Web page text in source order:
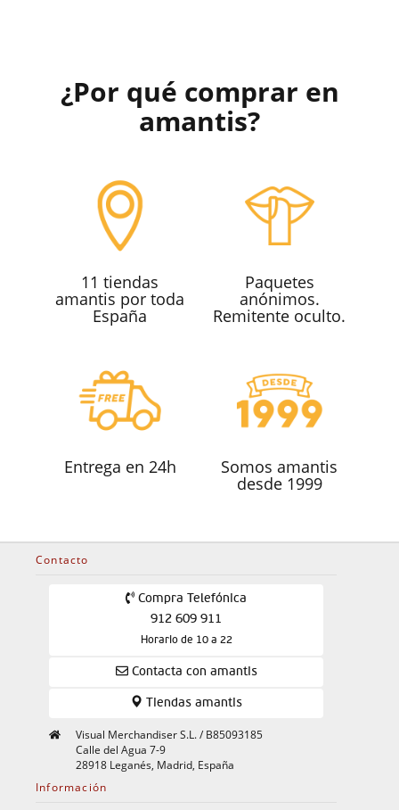
¿Por qué comprar en
amantis?
11 tiendas
amantis por toda
España
Paquetes
anónimos.
Remitente oculto.
Entrega en 24h Somos amantis
desde 1999
Contacto
Compra Telefónica
912 609 911
Horario de 10 a 22
Contacta con amantis
Tiendas amantis
Visual Merchandiser S.L. / B85093185
Calle del Agua 7-9
28918 Leganés, Madrid, España
Información